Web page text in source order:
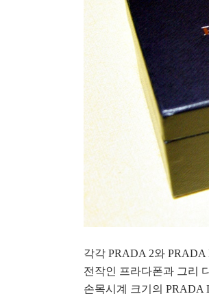
각각 PRADA 2와
전작인 프라다폰과 그리
손목시계 크기의 PRADA